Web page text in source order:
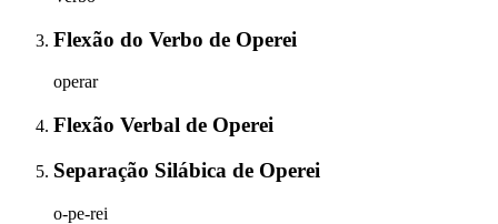
Flexão do Verbo de Operei
operar
Flexão Verbal de Operei
Separação Silábica de Operei
o-pe-rei